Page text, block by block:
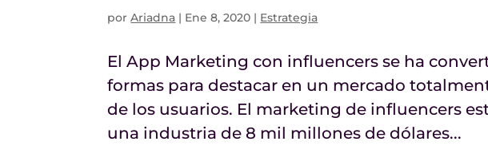
porAriadna | Ene 8, 2020 | Estrategia
El App Marketing con influencers se ha
formas para destacar en un mercado
de los usuarios. El marketing de influencers
una industria de 8 mil millones de dólares...